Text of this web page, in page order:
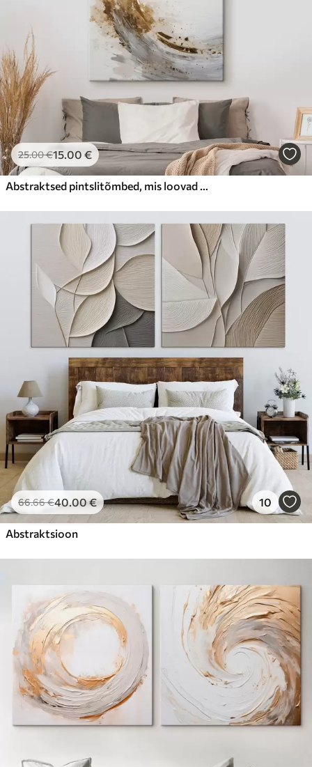
25.00€15.00 €
Abstraktsed pintslitõmbed, mis loovad ringikujulise liikumise, tekstuurne kaasaegne kunst
66.66€40.00€ 10
Abstraktsioon